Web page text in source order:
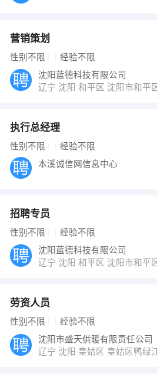
营销策划
性别不限 经验不限
沈阳蓝德科技有限公司
辽宁 沈阳 和平区 沈阳市和平
执行总经理
性别不限 经验不限
本溪诚信网信息中心
招聘专员
性别不限 经验不限
沈阳蓝德科技有限公司
辽宁 沈阳 和平区 沈阳市和平
劳资人员
性别不限 经验不限
沈阳市盛天供暖有限责任公司
辽宁 沈阳 皇姑区 皇姑区鸭绿